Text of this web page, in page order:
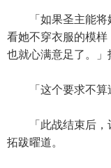
「如果圣主能将
看她不穿衣服的模样
也就心满意足了。」
「这个要求不算过
「此战结束后，让
拓跋曜道。